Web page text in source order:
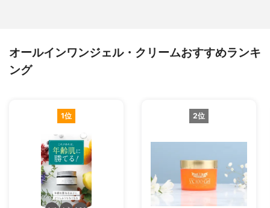
オールインワンジェル・クリームおすすめランキ
ング
1位 2位